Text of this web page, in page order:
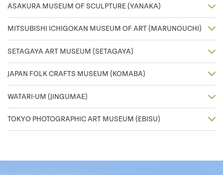
ASAKURA MUSEUM OF SCULPTURE (YANAKA)
MITSUBISHI ICHIGOKAN MUSEUM OF ART (MARUNOUCHI)
SETAGAYA ART MUSEUM (SETAGAYA)
JAPAN FOLK CRAFTS MUSEUM (KOMABA)
WATARI-UM (JINGUMAE)
TOKYO PHOTOGRAPHIC ART MUSEUM (EBISU)